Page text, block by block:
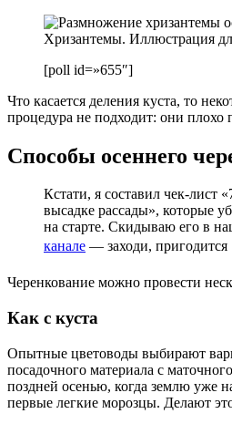
Хризантемы. Иллюстрация
[poll id=»655″]
Что касается деления куста, то
процедура не подходит: они плохо
Способы осеннего
Кстати, я составил чек-лист
высадке рассады», которые
на старте. Скидываю его в
канале — заходи, пригодится
Черенкование можно провести
Как с куста
Опытные цветоводы выбирают
посадочного материала с
поздней осенью, когда землю уже
первые легкие морозцы. Делают